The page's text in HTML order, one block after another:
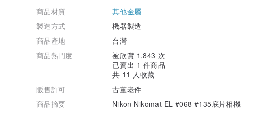
商品材質
其他金屬
製造方式
機器製造
商品產地
台灣
商品熱門度
被欣賞 1,843 次
已賣出 1 件商品
共 11 人收藏
販售許可
古董老件
商品摘要
Nikon Nikomat EL #068 #135底片相機